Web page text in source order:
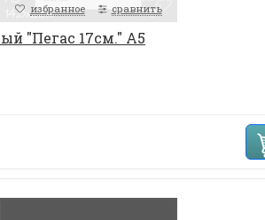
избранное сравнить
"Пегас 17см." А5